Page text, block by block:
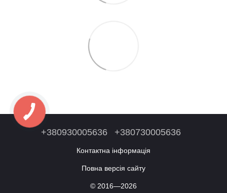
+380930005636 +380730005636
Контактна інформація
Повна версія сайту
© 2016—2026